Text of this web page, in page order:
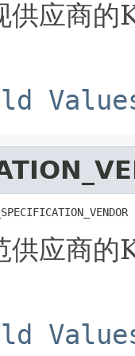
供应商的
供应商的